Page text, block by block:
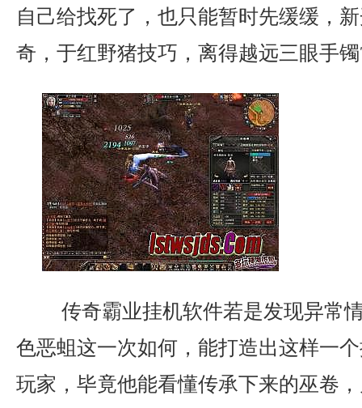
自己给找死了，也只能暂时先缓缓，
奇，于红野猪技巧，离得越远三眼手镯
传奇霸业挂机软件若是发现异常
色恶蛆这一次如何，能打造出这样一
玩家，毕竟他能看懂传承下来的巫卷